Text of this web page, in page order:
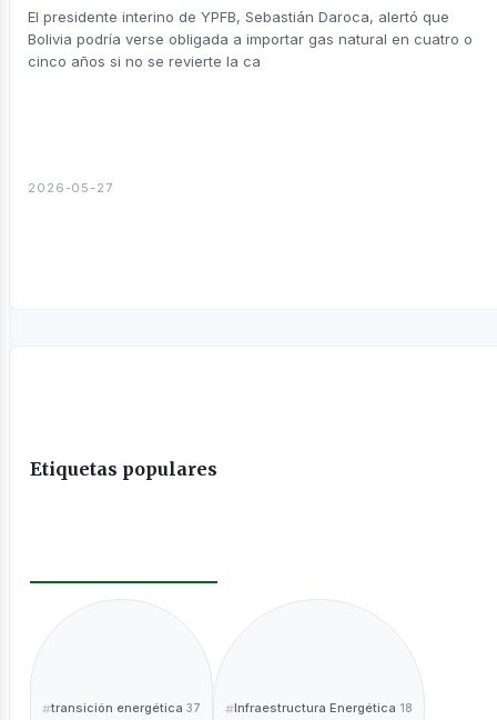
El presidente interino de YPFB, Sebastián Daroca, alertó que
Bolivia podría verse obligada a importar gas natural en cuatro o
cinco años si no se revierte la ca
2026-05-27
Etiquetas populares
transición energética 37 Infraestructura Energética 18